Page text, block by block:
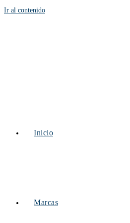
Ir al contenido
Inicio
Marcas